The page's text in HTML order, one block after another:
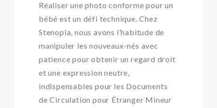
Réaliser une photo conforme pour un
bébé est un défi technique. Chez
Stenopia, nous avons l’habitude de
manipuler les nouveaux-nés avec
patience pour obtenir un regard droit
et une expression neutre,
indispensables pour les Documents
de Circulation pour Étranger Mineur